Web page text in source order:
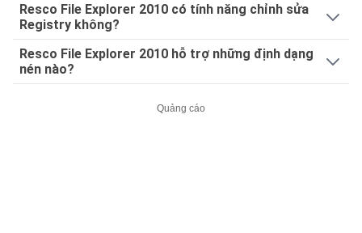
Resco File Explorer 2010 có tính năng chỉnh sửa
Registry không?
Resco File Explorer 2010 hỗ trợ những định dạng
nén nào?